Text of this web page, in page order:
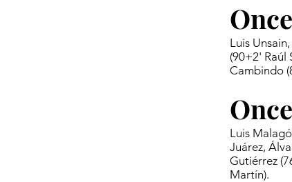
Luis
(90+2' Raúl
Cambindo
Luis
Juárez,
Gutiérrez
Martín).